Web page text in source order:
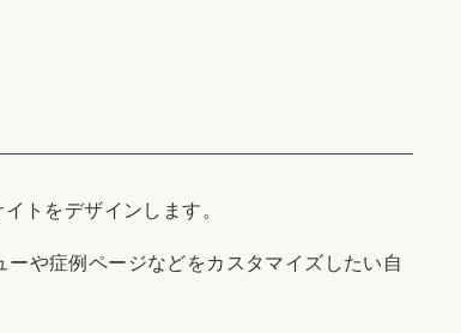
トをデザインします。
や症例ページなどをカスタマイズしたい自